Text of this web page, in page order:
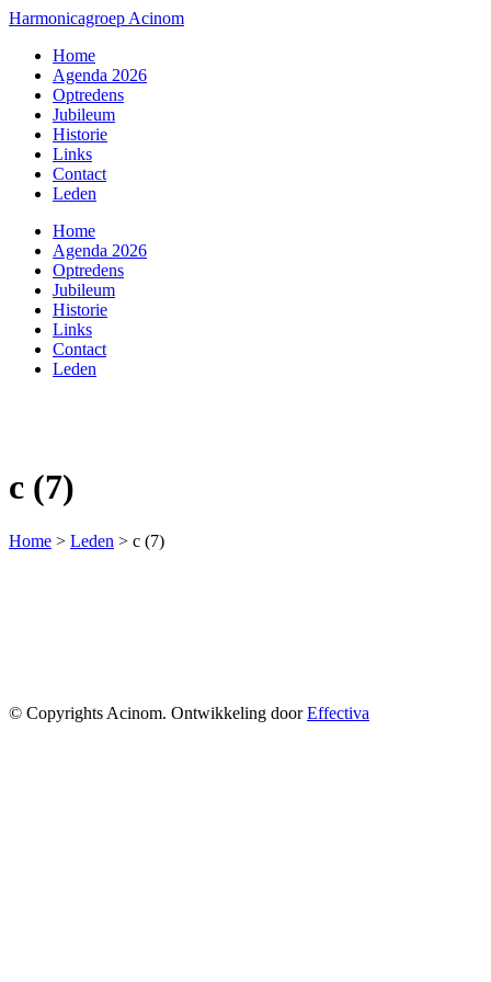
Harmonicagroep Acinom
Home
Agenda 2026
Optredens
Jubileum
Historie
Links
Contact
Leden
Home
Agenda 2026
Optredens
Jubileum
Historie
Links
Contact
Leden
c (7)
Home > Leden > c (7)
© Copyrights Acinom. Ontwikkeling doorEffectiva